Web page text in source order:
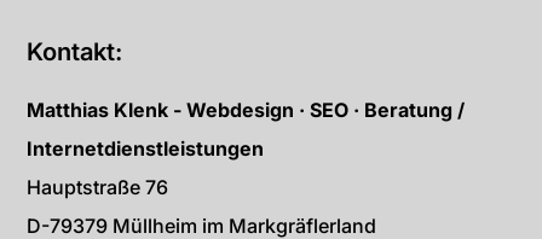
Kontakt:
Matthias Klenk - Webdesign · SEO · Beratung /
Internetdienstleistungen
Hauptstraße 76
D-79379 Müllheim im Markgräflerland